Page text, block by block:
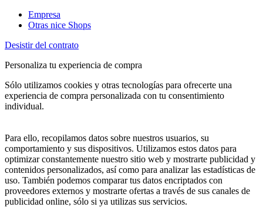
Empresa
Otras nice Shops
Desistir del contrato
Personaliza tu experiencia de compra
Sólo utilizamos cookies y otras tecnologías para ofrecerte una
experiencia de compra personalizada con tu consentimiento
individual.
Para ello, recopilamos datos sobre nuestros usuarios, su
comportamiento y sus dispositivos. Utilizamos estos datos para
optimizar constantemente nuestro sitio web y mostrarte publicidad y
contenidos personalizados, así como para analizar las estadísticas de
uso. También podemos comparar tus datos encriptados con
proveedores externos y mostrarte ofertas a través de sus canales de
publicidad online, sólo si ya utilizas sus servicios.